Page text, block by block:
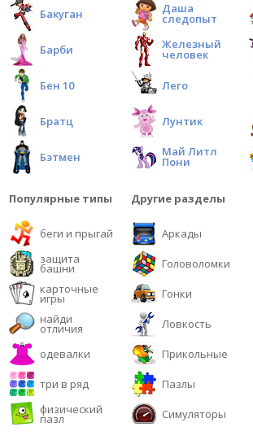
Бакуган
Барби
Бен 10
Братц
Бэтмен
Даша
следопыт
Железный
человек
Лего
Лунтик
Май Литл
Пони
Популярные типы
беги и прыгай
защита
башни
карточные
игры
найди
отличия
одевалки
три в ряд
физический
пазл
Другие разделы
Аркады
Головоломки
Гонки
Ловкость
Прикольные
Пазлы
Симуляторы